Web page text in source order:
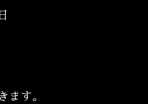
ます。